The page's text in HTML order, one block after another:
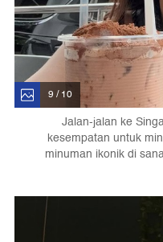
9 / 10
Jalan-jalan ke
kesempatan untuk
minuman ikonik di